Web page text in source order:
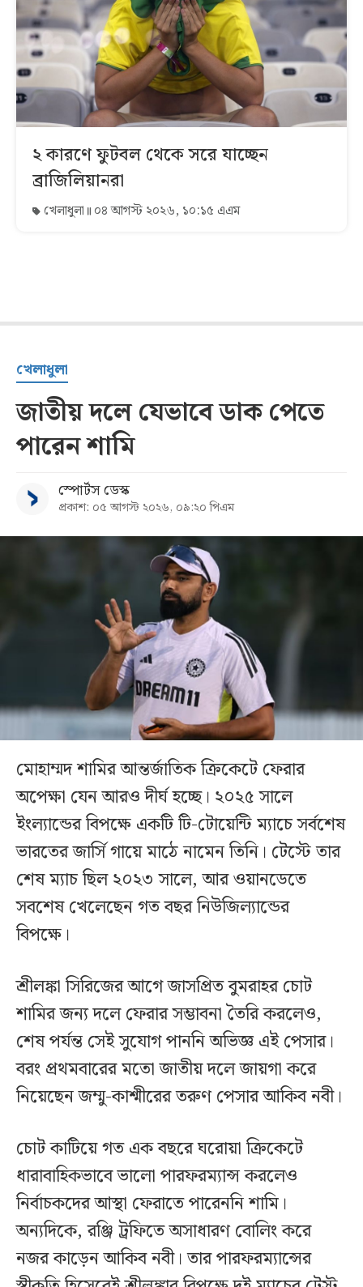
২ কারণে ফুটবল থেকে সরে যাচ্ছেন
ব্রাজিলিয়ানরা
খেলাধুলা ০৪ আগস্ট ২০২৬, ১০:১৫ এএম
খেলাধুলা
জাতীয় দলে যেভাবে ডাক পেতে
পারেন শামি
স্পোর্টস ডেস্ক
প্রকাশ: ০৫ আগস্ট ২০২৬, ০৯:২০ পিএম
মোহাম্মদ শামির আন্তর্জাতিক ক্রিকেটে ফেরার
অপেক্ষা যেন আরও দীর্ঘ হচ্ছে। ২০২৫ সালে
ইংল্যান্ডের বিপক্ষে একটি টি-টোয়েন্টি ম্যাচে সর্বশেষ
ভারতের জার্সি গায়ে মাঠে নামেন তিনি। টেস্টে তার
শেষ ম্যাচ ছিল ২০২৩ সালে, আর ওয়ানডেতে
সবশেষ খেলেছেন গত বছর নিউজিল্যান্ডের
বিপক্ষে।
শ্রীলঙ্কা সিরিজের আগে জাসপ্রিত বুমরাহর চোট
শামির জন্য দলে ফেরার সম্ভাবনা তৈরি করলেও,
শেষ পর্যন্ত সেই সুযোগ পাননি অভিজ্ঞ এই পেসার।
বরং প্রথমবারের মতো জাতীয় দলে জায়গা করে
নিয়েছেন জম্মু-কাশ্মীরের তরুণ পেসার আকিব নবী।
চোট কাটিয়ে গত এক বছরে ঘরোয়া ক্রিকেটে
ধারাবাহিকভাবে ভালো পারফরম্যান্স করলেও
নির্বাচকদের আস্থা ফেরাতে পারেননি শামি।
অন্যদিকে, রঞ্জি ট্রফিতে অসাধারণ বোলিং করে
নজর কাড়েন আকিব নবী। তার পারফরম্যান্সের